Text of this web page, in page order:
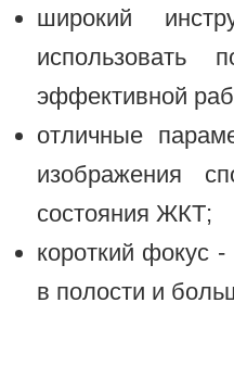
широкий
использовать
эффективной
отличные
изображения
состояния ЖКТ;
короткий фокус
в полости и